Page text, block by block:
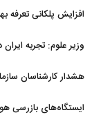
افزایش پلکانی تعرفه
وزیر علوم: تجربه
هشدار کارشناسان
ایستگاه‌های بازرسی